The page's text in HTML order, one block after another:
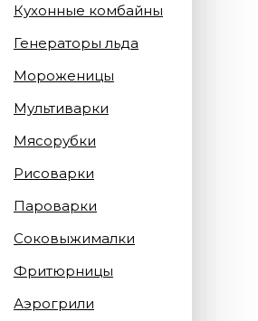
Кухонные комбайны
Генераторы льда
Мороженицы
Мультиварки
Мясорубки
Рисоварки
Пароварки
Соковыжималки
Фритюрницы
Аэрогрили